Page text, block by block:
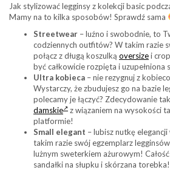
Jak stylizować legginsy z kolekcji basic
Mamy na to kilka sposobów! Sprawdź sama
Streetwear – luźno i swobodnie, to
codziennych outfitów? W takim razie
połącz z długą koszulką oversizei
być całkowicie rozpięta i
Ultra kobieca – nie rezygnuj z
Wystarczy, że zbudujesz go na bazie
polecamy je łączyć? Zdecydowanie
damskie
z wiązaniem na wysokości
platformie!
Small elegant – lubisz nutkę
takim razie swój egzemplarz
lużnym sweterkiem ażurowym!
sandałki na słupku i skórzana torebka!